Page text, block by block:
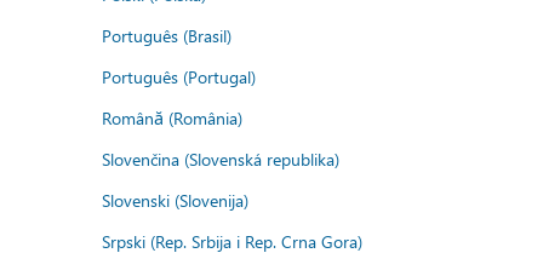
Português (Brasil)
Português (Portugal)
Română (România)
Slovenčina (Slovenská republika)
Slovenski (Slovenija)
Srpski (Rep. Srbija i Rep. Crna Gora)